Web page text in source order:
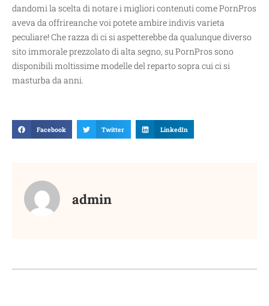
dandomi la scelta di notare i migliori contenuti come PornPros
aveva da offrireanche voi potete ambire indivis varieta
peculiare! Che razza di ci si aspetterebbe da qualunque diverso
sito immorale prezzolato di alta segno, su PornPros sono
disponibili moltissime modelle del reparto sopra cui ci si
masturba da anni.
Facebook Twitter LinkedIn
admin